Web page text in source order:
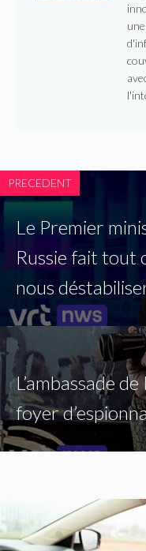
PRECEDENT
Le Premier
Russie fait tout
nous
L’ambassade
foyer